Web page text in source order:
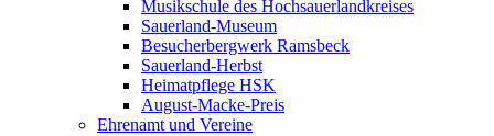
Musikschule des Hochsauerlandkreises
Sauerland-Museum
Besucherbergwerk Ramsbeck
Sauerland-Herbst
Heimatpflege HSK
August-Macke-Preis
Ehrenamt und Vereine